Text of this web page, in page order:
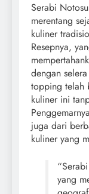
Serabi
merentang
kuliner
Resepnya,
dengan
topping telah
kuliner ini
juga dari
kuliner yang
yang